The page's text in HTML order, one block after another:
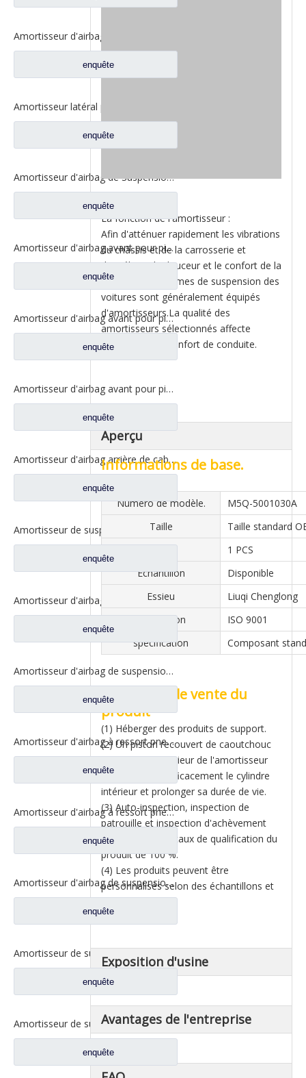
enquête
enquête
Amortisseur d'airbag de Suspension arrière pour pièces de rechange de camion Liuqi Balong 507 M5Q-5001550B
enquête
Amortisseur d'airbag avant pour pièces de rechange de camion Liuqi Chenglong H63-5001450
enquête
Amortisseur d'airbag avant pour pièces de rechange de camion Liuqi Chenglong H7 H73-5001470
enquête
Amortisseur d'airbag avant pour pièces de rechange de camion Liuqi Chenglong H7 H73-5001450E
enquête
Amortisseur d'airbag arrière de cabine pour pièces de rechange de camion Dongfeng Liuqi Chenglong H63-5001550
enquête
Amortisseur de suspension arrière de cabine pour pièces de rechange de camion Liuqi Balong Chenglong M4Q-5001250B
enquête
Amortisseur d'airbag arrière pour pièces de rechange de camion Liuqi Chenglong H7 H73-5001570
enquête
Amortisseur d'airbag de suspension arrière pour pièces de rechange M7Q-5001550 de camion Liuqi Balong
enquête
Amortisseur d'airbag à ressort pneumatique de remorque, pièces de rechange pour camion Dongfeng Kinland 1V9141
enquête
Amortisseur d'airbag à ressort pneumatique de remorque, pièces de rechange pour camion Dongfeng Kinland 1V6338
enquête
Amortisseur d'airbag de suspension avant pour pièces de rechange de camion Dongfeng Kinland 5001080-C6101
enquête
Amortisseur de suspension avant pour pièces de rechange de camion Dongfeng Kinland 5001085-C4302
enquête
Amortisseur de suspension avant pour pièces de rechange de camion Dongfeng Kinland 5001085-C0302
enquête
La fonction de l'amortisseur :
Afin d'atténuer rapidement les vibrations
du châssis et de la carrosserie et
d'améliorer la douceur et le confort de la
voiture, les systèmes de suspension des
voitures sont généralement équipés
d'amortisseurs.La qualité des
amortisseurs sélectionnés affecte
directement le confort de conduite.
Aperçu
Informations de base.
Numéro de modèle.
M5Q-5001030A
Taille
Taille standard
1 PCS
Échantillon
Disponible
Essieu
Liuqi Chenglong
Attestation
ISO 9001
spécification
Composant
Argument de vente du
produit
(1) Héberger des produits de support.
(2) Un piston recouvert de caoutchouc
est utilisé à l'intérieur de l'amortisseur
pour protéger efficacement le cylindre
intérieur et prolonger sa durée de vie.
(3) Auto-inspection, inspection de
patrouille et inspection d'achèvement
pour garantir un taux de qualification du
produit de 100 %.
(4) Les produits peuvent être
personnalisés selon des échantillons et
des dessins.
Exposition d'usine
Avantages de l'entreprise